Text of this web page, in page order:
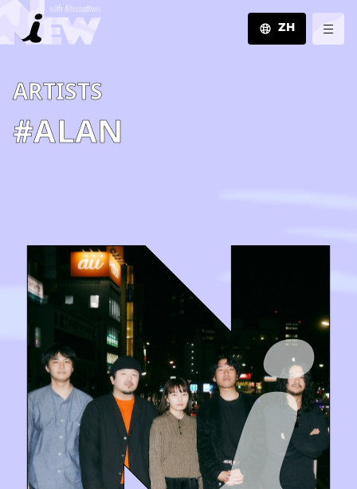
ZH
A­R­T­I­S­T­S
#ALAN